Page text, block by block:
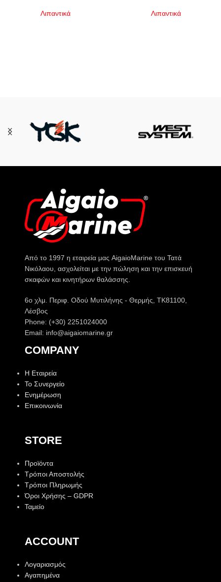
Λιπαντικά Λιπαντικά
Από το 1997 η εταιρεία μας AigaioMarine του Τατά
Νικόλαου, ασχολείται με την πώληση και την επισκευή
σκαφών και κινητήρων θαλάσσης.
6o χλμ. Περιφ. Οδού Μυτιλήνης - Θερμής, ΤΚ81100,
Λέσβος
Phone: (+30) 2251024000
Email: info@aigaiomarine.gr
COMPANY
Η Εταιρεία
Το Συνεργείο
Ενημέρωση
Επικοινωνία
STORE
Προϊόντα
Τρόποι Αποστολής
Τρόποι Πληρωμής
Όροι Χρήσης – GDPR
Ταμείο
ACCOUNT
Λογαριασμός
Αγαπημένα